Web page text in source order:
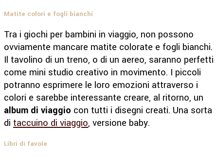
Matite colori e fogli bianchi
Tra i giochi per bambini in viaggio, non possono
ovviamente mancare matite colorate e fogli bianchi.
Il tavolino di un treno, o di un aereo, saranno perfetti
come mini studio creativo in movimento. I piccoli
potranno esprimere le loro emozioni attraverso i
colori e sarebbe interessante creare, al ritorno, un
album di viaggio con tutti i disegni creati. Una sorta
di taccuino di viaggio, versione baby.
Libri di favole